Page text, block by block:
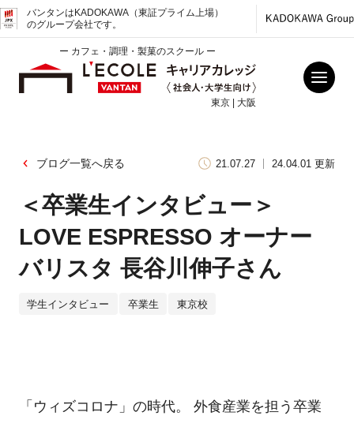
バンタンはKADOKAWA（東証プライム上場）
のグループ会社です。
ー カフェ・調理・製菓のスクール ー
東京 | 大阪
ブログ一覧へ戻る 21.07.27 24.04.01 更新
＜卒業生インタビュー＞
LOVE ESPRESSO オーナー
バリスタ 長谷川伸子さん
学生インタビュー 卒業生 東京校
「ウィズコロナ」の時代。 外食産業を担う卒業